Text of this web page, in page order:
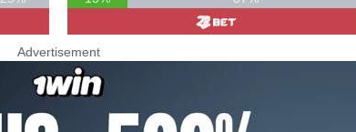
Advertisement